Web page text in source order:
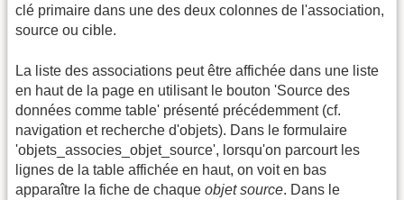
clé primaire dans une des deux colonnes de l'association,
source ou cible.
La liste des associations peut être affichée dans une liste
en haut de la page en utilisant le bouton 'Source des
données comme table' présenté précédemment (cf.
navigation et recherche d'objets). Dans le formulaire
'objets_associes_objet_source', lorsqu'on parcourt les
lignes de la table affichée en haut, on voit en bas
apparaître la fiche de chaque objet source. Dans le